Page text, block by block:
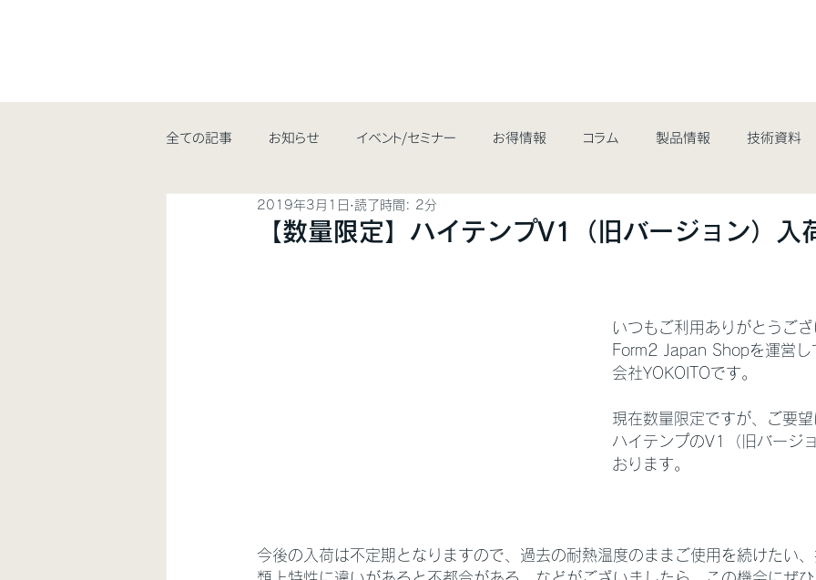
全ての記事 お知らせ イベント/セミナー お得情報 コラム 製品情報 技術資料
【数量限定】ハイテンプV1（旧バージョン）入
2019年3月1日 読了時間: 2分
いつもご利用ありがとうござ
Form2 Japan Shopを運営し
会社YOKOITOです。
現在数量限定ですが、ご要望
ハイテンプのV1（旧バージ
おります。
今後の入荷は不定期となりますので、過去の耐熱温度のままご使用を続けたい